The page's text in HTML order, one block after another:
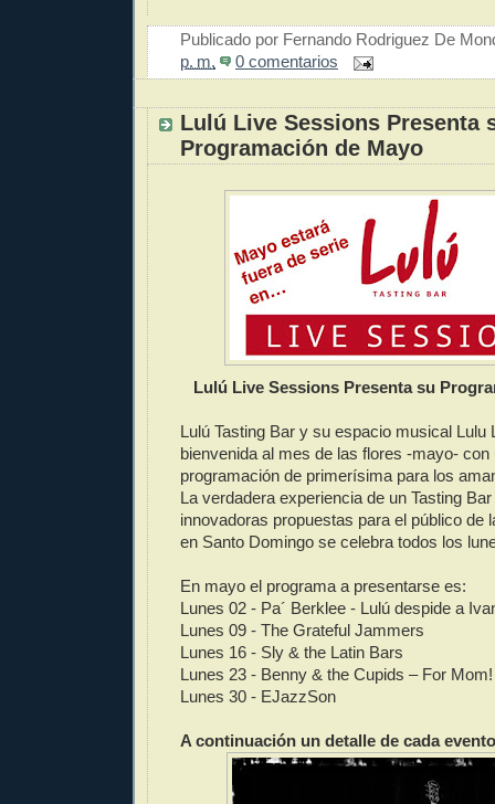
Publicado por Fernando Rodriguez De
p. m.
0 comentarios
Lulú Live Sessions Presenta
Programación de Mayo
Lulú Live Sessions Presenta su
Lulú Tasting Bar y su espacio musical Lulu
bienvenida al mes de las flores -mayo- con
programación de primerísima para los
La verdadera experiencia de un Tasting
innovadoras propuestas para el público de
en Santo Domingo se celebra todos los
En mayo el programa a presentarse es:
Lunes 02 - Pa´ Berklee - Lulú despide a
Lunes 09 - The Grateful Jammers
Lunes 16 - Sly & the Latin Bars
Lunes 23 - Benny & the Cupids – For Mom!
Lunes 30 - EJazzSon
A continuación un detalle de cada